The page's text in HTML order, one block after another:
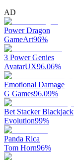
AD
Power Dragon
GameArt96%
3 Power Genies
AvatarUX96.06%
Emotional Damage
G Games96.09%
Bet Stacker Blackjack
Evolution99%
Panda Rica
Tom Horn96%